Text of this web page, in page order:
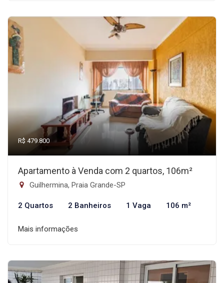
R$ 479.800
Apartamento à Venda com 2 quartos, 106m²
Guilhermina, Praia Grande-SP
2 Quartos 2 Banheiros 1 Vaga 106 m²
Mais informações